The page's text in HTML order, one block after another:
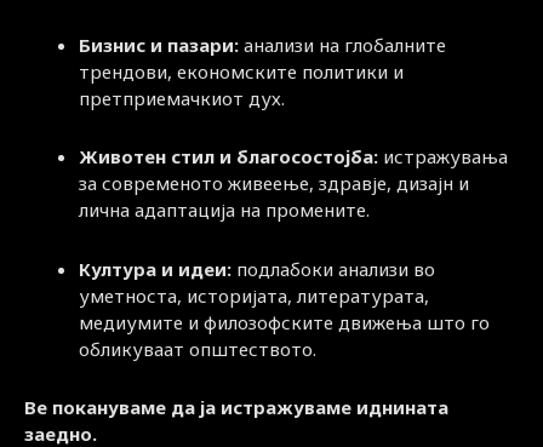
Бизнис и пазари: анализи на глобалните
трендови, економските политики и
претприемачкиот дух.
Животен стил и благосостојба: истражувања
за современото живеење, здравје, дизајн и
лична адаптација на промените.
Култура и идеи: подлабоки анализи во
уметноста, историјата, литературата,
медиумите и филозофските движења што го
обликуваат општеството.
Ве покануваме да ја истражуваме иднината
заедно.